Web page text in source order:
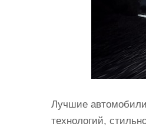
Лучшие
технологий,